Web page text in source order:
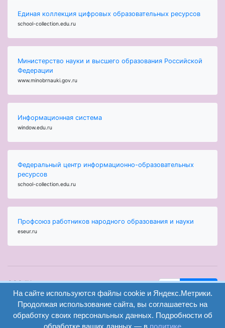
Единая коллекция цифровых образовательных ресурсов
school-collection.edu.ru
Министерство науки и высшего образования Российской
Федерации
www.minobrnauki.gov.ru
Информационная система
window.edu.ru
Федеральный центр информационно-образовательных
ресурсов
school-collection.edu.ru
Профсоюз работников народного образования и науки
eseur.ru
ООО "Центр
образования и
консалтинга"
Волгоград 2008-
2026
вход
регистрация
Версия
сайта для
На сайте используются файлы cookie и Яндекс.Метрики.
Продолжая использование сайта, вы соглашаетесь на
обработку своих персональных данных. Подробности об
обработке ваших данных — в политике